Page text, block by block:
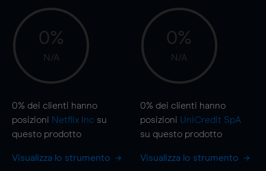
0%
N/A
0% dei clienti hanno
posizioni Netflix Inc su
questo prodotto
Visualizza lo strumento
0%
N/A
0% dei clienti hanno
posizioni UniCredit SpA
su questo prodotto
Visualizza lo strumento